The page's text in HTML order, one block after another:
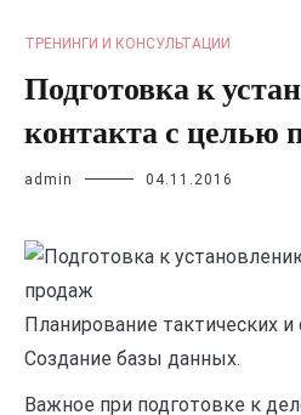
ТРЕНИНГИ И КОНСУЛЬТАЦИИ
Подготовка к
контакта с целью
admin 04.11.2016
Планирование тактических и
Создание базы данных.
Важное при подготовке к